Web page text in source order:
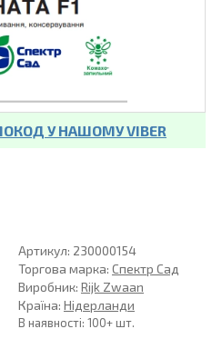
У НАШОМУ VIBER
Артикул: 230000154
Торгова марка: Спектр Сад
Виробник: Rijk Zwaan
Країна: Нідерланди
В наявності: 100+ шт.